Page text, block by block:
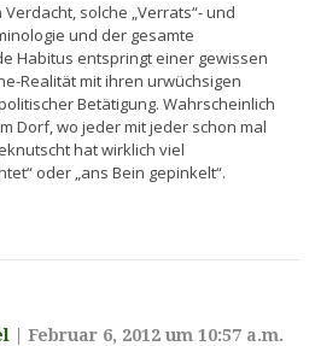
solche „Verrats“- und
und der gesamte
Habitus entspringt einer gewissen
Realität mit ihren urwüchsigen
Betätigung. Wahrscheinlich
Dorf, wo jeder mit jeder schon mal
hat wirklich viel
oder „ans Bein gepinkelt“.
|Februar 6, 2012 um 10:57 a.m.